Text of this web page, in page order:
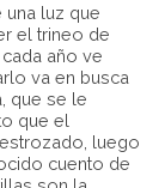
una luz que
el trineo de
año ve
va en busca
que se le
que el
luego
cuento de